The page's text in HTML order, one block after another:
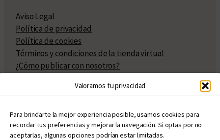
Valoramos tu privacidad
Para brindarte la mejor experiencia posible, usamos cookies para
recordar tus preferencias y mejorar la navegación. Si optas por no
aceptarlas, algunas opciones podrían estar limitadas.
Aviso Legal
Política de privacidad
Política de cookies
Términos y condiciones de la tienda virtual
¿Cómo publicar con nosotros?
Políticas de publicación
Políticas de coedición
Atribuciones